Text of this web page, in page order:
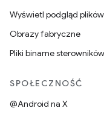
Wyświetl podgląd
Obrazy fabryczne
Pliki binarne sterowników
SPOŁECZNOŚĆ
@Android na X